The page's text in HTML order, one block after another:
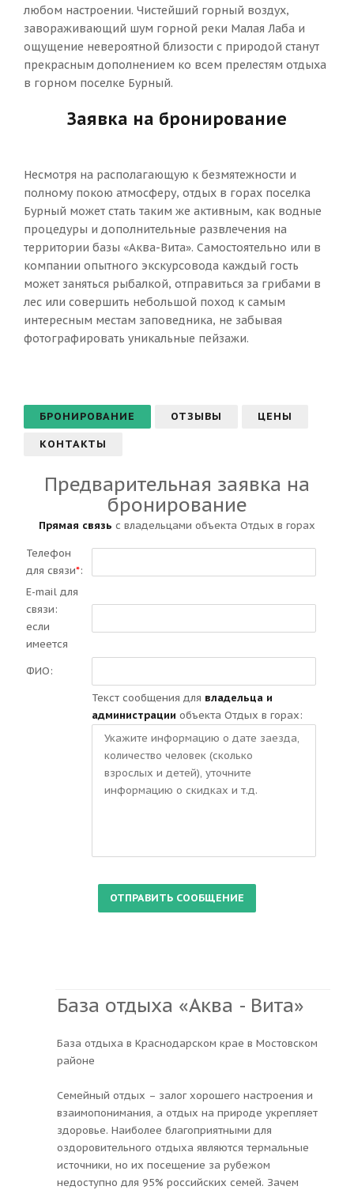
любом настроении. Чистейший горный воздух,
завораживающий шум горной реки Малая Лаба и
ощущение невероятной близости с природой станут
прекрасным дополнением ко всем прелестям отдыха
в горном поселке Бурный.
Заявка на бронирование
Несмотря на располагающую к безмятежности и
полному покою атмосферу, отдых в горах поселка
Бурный может стать таким же активным, как водные
процедуры и дополнительные развлечения на
территории базы «Аква-Вита». Самостоятельно или в
компании опытного экскурсовода каждый гость
может заняться рыбалкой, отправиться за грибами в
лес или совершить небольшой поход к самым
интересным местам заповедника, не забывая
фотографировать уникальные пейзажи.
БРОНИРОВАНИЕ ОТЗЫВЫ ЦЕНЫ
КОНТАКТЫ
Предварительная заявка на
бронирование
Прямая связь с владельцами объекта Отдых в горах
Телефон
для связи*:
E-mail для
связи:
если
имеется
ФИО:
Текст сообщения для владельца и
администрации объекта Отдых в горах:
База отдыха «Аква - Вита»
База отдыха в Краснодарском крае в Мостовском
районе
Семейный отдых – залог хорошего настроения и
взаимопонимания, а отдых на природе укрепляет
здоровье. Наиболее благоприятными для
оздоровительного отдыха являются термальные
источники, но их посещение за рубежом
недоступно для 95% российских семей. Зачем